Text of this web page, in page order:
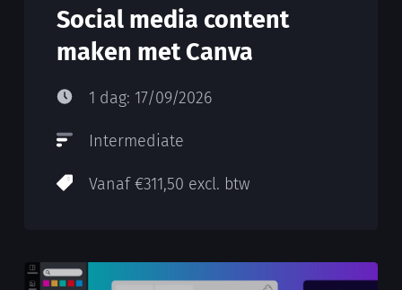
Social media content
maken met Canva
1 dag: 17/09/2026
Intermediate
Vanaf €311,50 excl. btw